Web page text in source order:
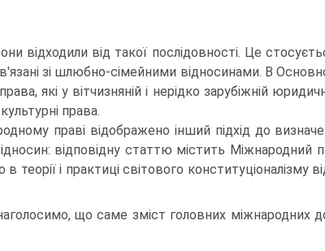
відходили від такої послідовності. Це
зі шлюбно-сімейними відносинами. В
які у вітчизняній і нерідко зарубіжній
права.
праві відображено інший підхід до
відповідну статтю містить Міжнародний
теорії і практиці світового конституціоналізму
що саме зміст головних міжнародних